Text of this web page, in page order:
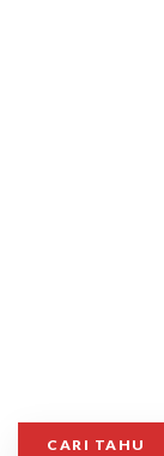
CARI TAHU